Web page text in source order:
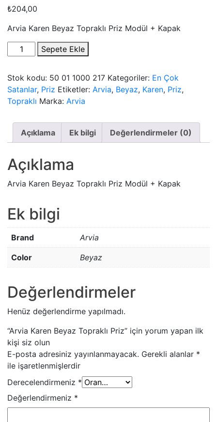
₺204,00
Arvia Karen Beyaz Topraklı Priz Modül + Kapak
Arvia
Karen
Topraklı
Priz
quantity
Sepete Ekle
Stok kodu: 50 01 1000 217 Kategoriler: En Çok
Satanlar, Priz Etiketler: Arvia, Beyaz, Karen, Priz,
Topraklı Marka: Arvia
Açıklama Ek bilgi Değerlendirmeler (0)
Açıklama
Arvia Karen Beyaz Topraklı Priz Modül + Kapak
Ek bilgi
Brand Arvia
Color Beyaz
Değerlendirmeler
Henüz değerlendirme yapılmadı.
“Arvia Karen Beyaz Topraklı Priz” için yorum yapan ilk
kişi siz olun
E-posta adresiniz yayınlanmayacak. Gerekli alanlar *
ile işaretlenmişlerdir
Derecelendirmeniz *
Değerlendirmeniz *